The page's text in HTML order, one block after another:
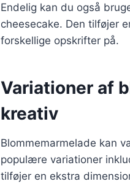
Endelig kan du også
cheesecake. Den tilføjer
forskellige opskrifter på.
Variationer af
kreativ
Blommemarmelade kan
populære variationer
tilføjer en ekstra